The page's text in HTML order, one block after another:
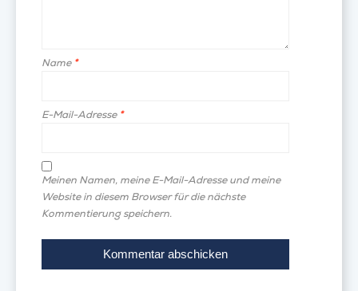
Name *
E-Mail-Adresse *
Meinen Namen, meine E-Mail-Adresse und meine
Website in diesem Browser für die nächste
Kommentierung speichern.